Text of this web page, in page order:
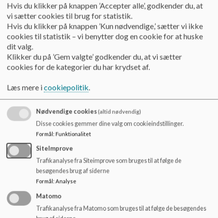
opbevaring, ”hjælp” med ideer til sundt indhold samt tid til at
spise. De ansatte spiser sammen med eleverne.
”Den gode madpakke” indgår som tema i Madkundskab, så
eleverne også selv får inspiration til madpakker.
I undervisningen indgår viden om ernæring, maddannelse og
Vi satser i dagligdagen på det sunde drikkevalg. Vand har 1.
prioritet. Derfor er der adgang til koldvands-automater.
Sodavand og energidrikke må ikke medbringes.
Ovenstående kan fraviges ved særlige lejligheder som f.eks.
skolefest, rejsegilde,skriftlige eksaminer mm.
område.
Hvis du klikker på knappen ’Accepter alle’, godkender du, at
vi sætter cookies til brug for statistik.
Hvis du klikker på knappen ’Kun nødvendige,’ sætter vi ikke
cookies til statistik – vi benytter dog en cookie for at huske
dit valg.
Klikker du på ’Gem valgte’ godkender du, at vi sætter
cookies for de kategorier du har krydset af.
Læs mere icookiepolitik.
Nødvendige cookies(altid nødvendig)
Disse cookies gemmer dine valg om cookieindstillinger.
Formål: Funktionalitet
SiteImprove
Trafikanalyse fra Siteimprove som bruges til at følge de
besøgendes brug af siderne
Formål : Analyse
Matomo
Trafikanalyse fra Matomo som bruges til at følge de besøgendes